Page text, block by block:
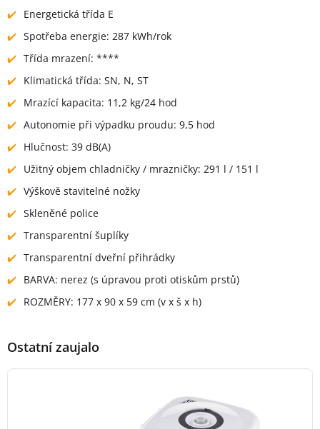
Energetická třída E
Spotřeba energie: 287 kWh/rok
Třída mrazení: ****
Klimatická třída: SN, N, ST
Mrazící kapacita: 11,2 kg/24 hod
Autonomie při výpadku proudu: 9,5 hod
Hlučnost: 39 dB(A)
Užitný objem chladničky / mrazničky: 291 l / 151 l
Výškově stavitelné nožky
Skleněné police
Transparentní šuplíky
Transparentní dveřní přihrádky
BARVA: nerez (s úpravou proti otiskům prstů)
ROZMĚRY: 177 x 90 x 59 cm (v x š x h)
Ostatní zaujalo